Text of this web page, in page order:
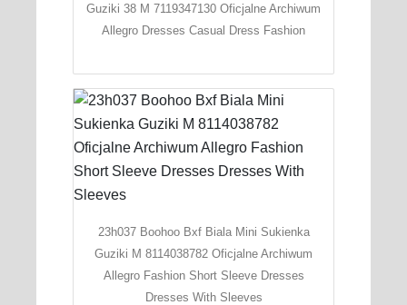
Guziki 38 M 7119347130 Oficjalne Archiwum
Allegro Dresses Casual Dress Fashion
23h037 Boohoo Bxf Biala Mini Sukienka
Guziki M 8114038782 Oficjalne Archiwum
Allegro Fashion Short Sleeve Dresses
Dresses With Sleeves